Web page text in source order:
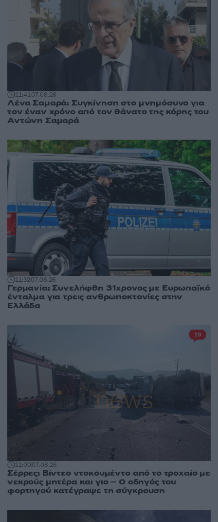
11:4107.08.26
Λένα Σαμαρά: Συγκίνηση στο μνημόσυνο για
τον έναν χρόνο από τον θάνατο της κόρης του
Αντώνη Σαμαρά
11:3207.08.26
Γερμανία: Συνελήφθη 31χρονος με Ευρωπαϊκό
ένταλμα για τρεις ανθρωποκτονίες στην
Ελλάδα
11:0007.08.26
Σέρρες: Βίντεο ντοκουμέντο από το τροχαίο με
νεκρούς μητέρα και γιο – Ο οδηγός του
φορτηγού κατέγραψε τη σύγκρουση
19